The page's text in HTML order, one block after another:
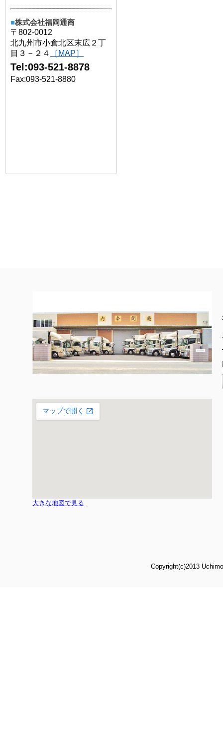
■株式会社福岡通商
〒802-0012
北九州市小倉北区末広２丁
目３－２４
［MAP］
Tel:093-521-8878
Fax:093-521-8880
大きな地図で見る
Copyright(c)2013